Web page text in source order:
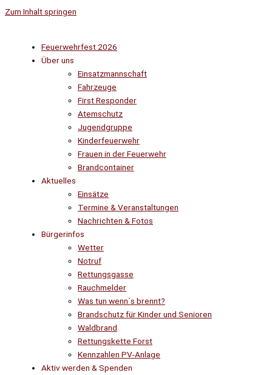
Zum Inhalt springen
Feuerwehrfest 2026
Über uns
Einsatzmannschaft
Fahrzeuge
First Responder
Atemschutz
Jugendgruppe
Kinderfeuerwehr
Frauen in der Feuerwehr
Brandcontainer
Aktuelles
Einsätze
Termine & Veranstaltungen
Nachrichten & Fotos
Bürgerinfos
Wetter
Notruf
Rettungsgasse
Rauchmelder
Was tun wenn´s brennt?
Brandschutz für Kinder und Senioren
Waldbrand
Rettungskette Forst
Kennzahlen PV-Anlage
Aktiv werden & Spenden